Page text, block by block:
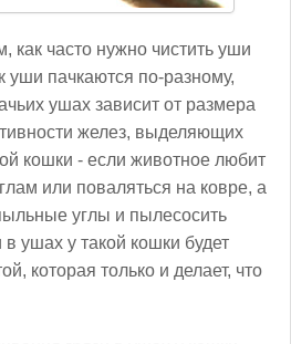
как часто нужно чистить уши
пачкаются по-разному,
ушах зависит от размера
желез, выделяющих
кошки - если животное любит
или поваляться на ковре, а
углы и пылесосить
в ушах у такой кошки будет
которая только и делает, что